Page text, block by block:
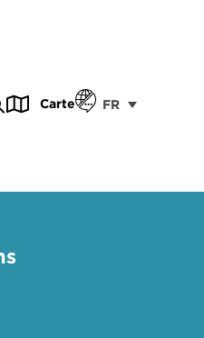
Carte FR